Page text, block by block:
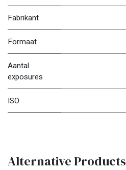
Fabrikant
Formaat
Aantal
exposures
ISO
Alternative Products